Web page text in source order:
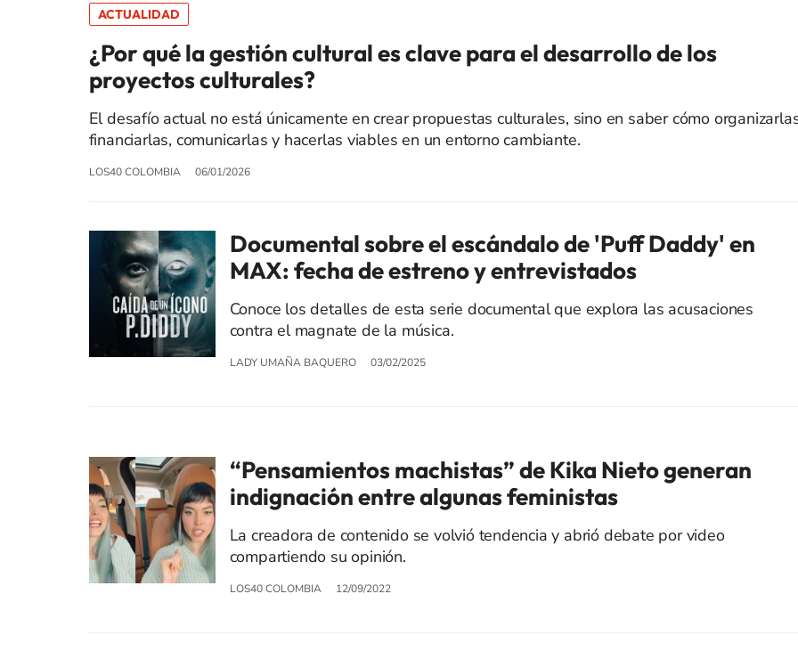
ACTUALIDAD
¿Por qué la gestión cultural es clave para el desarrollo de los
proyectos culturales?
El desafío actual no está únicamente en crear propuestas culturales, sino en saber cómo
financiarlas, comunicarlas y hacerlas viables en un entorno cambiante.
LOS40 COLOMBIA 06/01/2026
Documental sobre el escándalo de 'Puff Daddy' en
MAX: fecha de estreno y entrevistados
Conoce los detalles de esta serie documental que explora las acusaciones
contra el magnate de la música.
LADY UMAÑA BAQUERO 03/02/2025
“Pensamientos machistas” de Kika Nieto generan
indignación entre algunas feministas
La creadora de contenido se volvió tendencia y abrió debate por video
compartiendo su opinión.
LOS40 COLOMBIA 12/09/2022